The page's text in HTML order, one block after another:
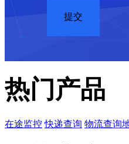
热门产品
在途监控 快递查询 物流查询